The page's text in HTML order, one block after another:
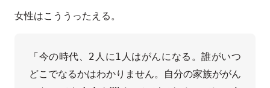
女性はこううったえる。
「今の時代、2人に1人はがんになる。誰がいつ
どこでなるかはわかりません。自分の家族ががん